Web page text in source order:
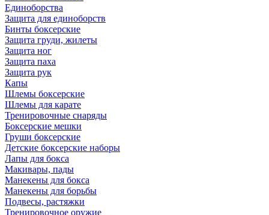
Единоборства
Защита для единоборств
Бинты боксерские
Защита груди, жилеты
Защита ног
Защита паха
Защита рук
Капы
Шлемы боксерские
Шлемы для карате
Тренировочные снаряды
Боксерские мешки
Груши боксерские
Детские боксерские наборы
Лапы для бокса
Макивары, пады
Манекены для бокса
Манекены для борьбы
Подвесы, растяжки
Тренировочное оружие